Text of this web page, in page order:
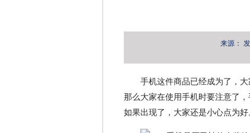
来源：
手机这件商品已经成为了，
那么大家在使用手机时要注意了
如果出现了，大家还是小心点为好